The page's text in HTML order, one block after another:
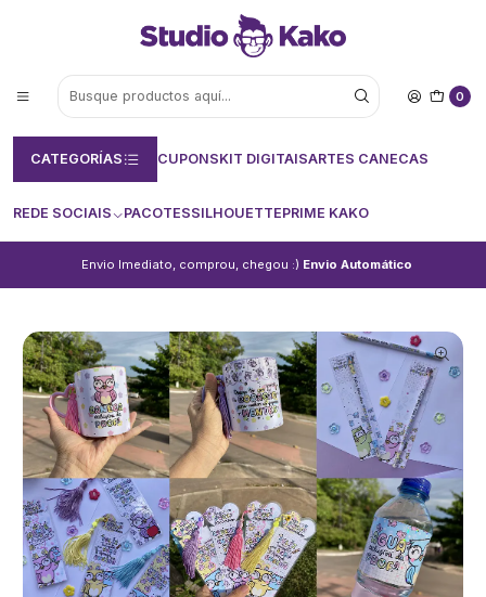
0
CATEGORÍAS CUPONSKIT DIGITAISARTES CANECAS
REDE SOCIAIS PACOTESSILHOUETTEPRIME KAKO
Envio Imediato, comprou, chegou :) Envio Automático